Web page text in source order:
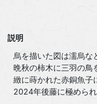
説明
烏を描いた図は濡烏な
晩秋の柿木に三羽の鳥
緻に蒔かれた赤銅魚子
2024年後藤に極めら